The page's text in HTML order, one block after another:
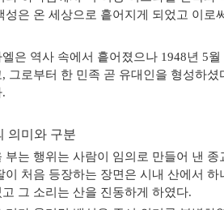
성은 온 세상으로 흩어지게 되었고 이
엘은 역사 속에서 흩어졌으나 1948년 5월
, 그로부터 한 민족 곧 유대인을 형성하셨
.
의미와 구분
부는 행위는 사람이 임의로 만들어 낸 종
이 처음 등장하는 장면은 시내 산에서
고 그 소리는 산을 진동하게 하였다.